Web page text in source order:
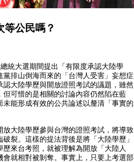
等公民嗎？
統大選期間提出「有限度承認大陸學
排山倒海而來的「台灣人受害」妄想症
大陸學歷與開放證照考試的議題，雖然
可惜的是相關的討論內容仍然陷在藍
能形成有效的公共論述以釐清「事實的
大陸學歷參與台灣的證照考試，將導致
裂。這樣的提法背後是將「大陸學歷」
來台考照，就被理解為開放「大陸人
就相對被剝奪。事實上，只要上考選部